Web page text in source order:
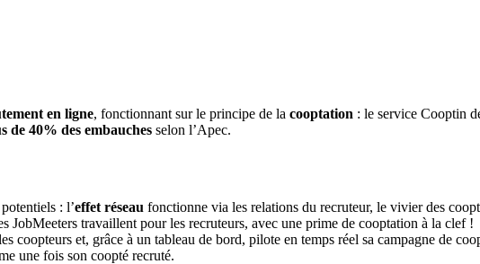
en ligne, fonctionnant sur le principe de la cooptation : le service Cooptin
de 40% des embauches selon l’Apec.
: l’effet réseau fonctionne via les relations du recruteur, le vivier des
JobMeeters travaillent pour les recruteurs, avec une prime de cooptation à la clef !
coopteurs et, grâce à un tableau de bord, pilote en temps réel sa campagne de
une fois son coopté recruté.